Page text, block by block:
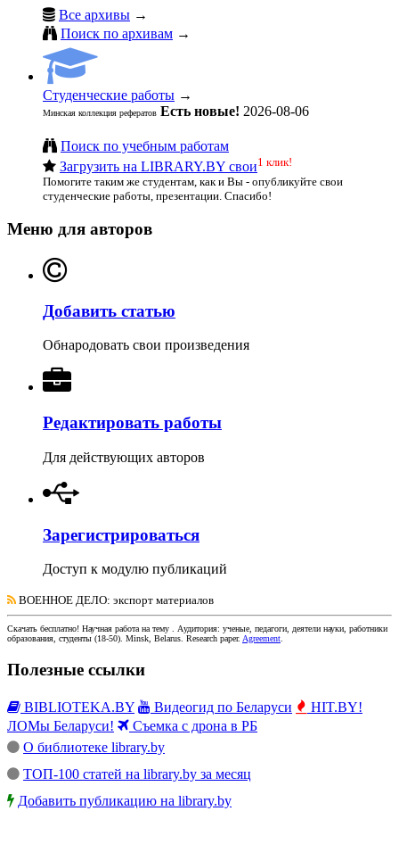
Все архивы →
Поиск по архивам →
Студенческие работы →
Минская коллекция рефератов Есть новые! 2026-08-06
Поиск по учебным работам
Загрузить на LIBRARY.BY свои1 клик!
Помогите таким же студентам, как и Вы - опубликуйте свои
студенческие работы, презентации. Спасибо!
Меню для авторов
Добавить статью
Обнародовать свои произведения
Редактировать работы
Для действующих авторов
Зарегистрироваться
Доступ к модулю публикаций
ВОЕННОЕ ДЕЛО: экспорт материалов
Скачать бесплатно! Научная работана тему . Аудитория: ученые, педагоги, деятели науки, работники
образования, студенты (18-50). Minsk, Belarus. Research paper. Agreement.
Полезные ссылки
BIBLIOTEKA.BY Видеогид по Беларуси
HIT.BY!
ЛОМы Беларуси!
Съемка с дрона в РБ
О библиотеке library.by
ТОП-100 статей на library.by за месяц
Добавить публикацию на library.by